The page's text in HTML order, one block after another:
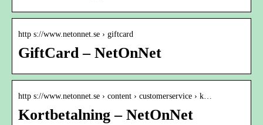
http s://www.netonnet.se › giftcard
GiftCard – NetOnNet
http s://www.netonnet.se › content › customerservice › k…
Kortbetalning – NetOnNet